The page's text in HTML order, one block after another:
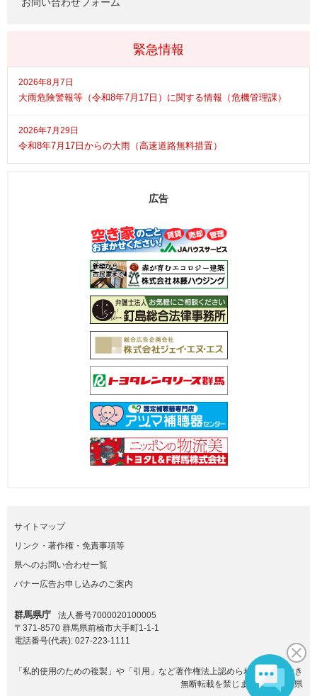
緊急情報
2026年8月7日
大雨危険警報等（令和8年7月17日）に関する情報（危機管理課）
2026年7月29日
令和8年7月17日からの大雨（高速道路無料措置）
広告
サイトマップ
リンク・著作権・免責事項等
県へのお問い合わせ一覧
バナー広告お申し込みのご案内
群馬県庁
法人番号7000020100005
〒371-8570 群馬県前橋市大手町1-1-1
電話番号(代表): 027-223-1111
「私的使用のための複製」や「引用」など著作権法上認められた場合を除き
無断転載を禁じます。(C)群馬県